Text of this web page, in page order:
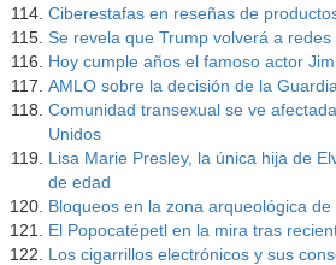
Ciberestafas en reseñas de
Se revela que Trump volverá a redes
Hoy cumple años el famoso actor
AMLO sobre la decisión de la
Comunidad transexual se ve
Unidos
Lisa Marie Presley, la única hija de
de edad
Bloqueos en la zona arqueológica de
El Popocatépetl en la mira tras
Los cigarrillos electrónicos y sus